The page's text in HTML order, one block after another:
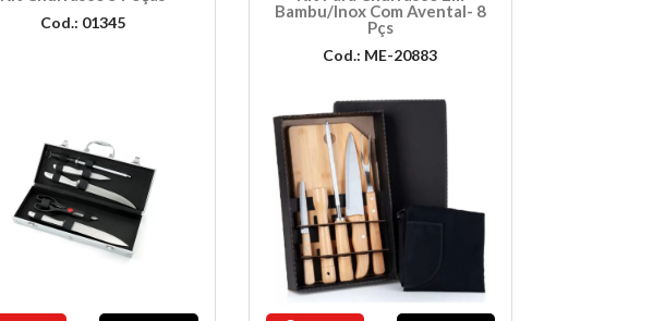
Cod.: 01345
Bambu/Inox Com Avental- 8
Pçs
Cod.: ME-20883